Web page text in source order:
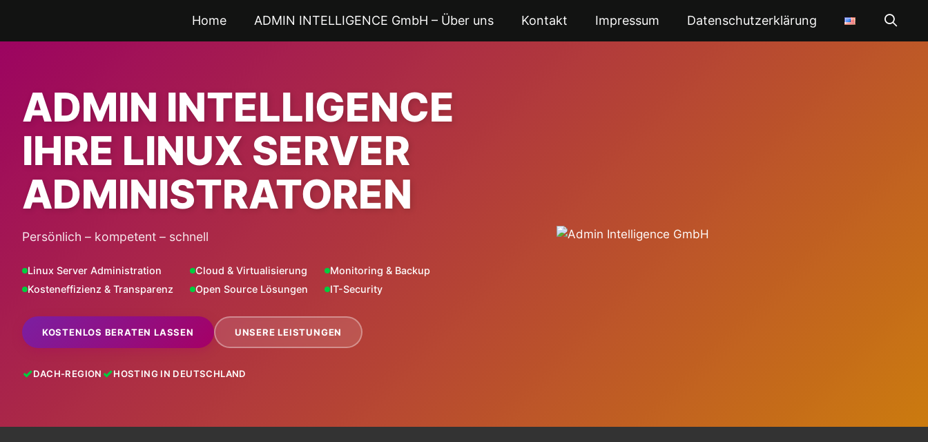
springen
Home ADMIN INTELLIGENCE GmbH – Über uns Kontakt Impressum Datenschutzerklärung
ADMIN INTELLIGENCE
IHRE LINUX SERVER
ADMINISTRATOREN
Persönlich – kompetent – schnell
Linux Server Administration Cloud & Virtualisierung
Monitoring & Backup
Kosteneffizienz & Transparenz
Open Source Lösungen IT-Security
KOSTENLOS BERATEN LASSEN UNSERE LEISTUNGEN
DACH-REGION HOSTING IN DEUTSCHLAND